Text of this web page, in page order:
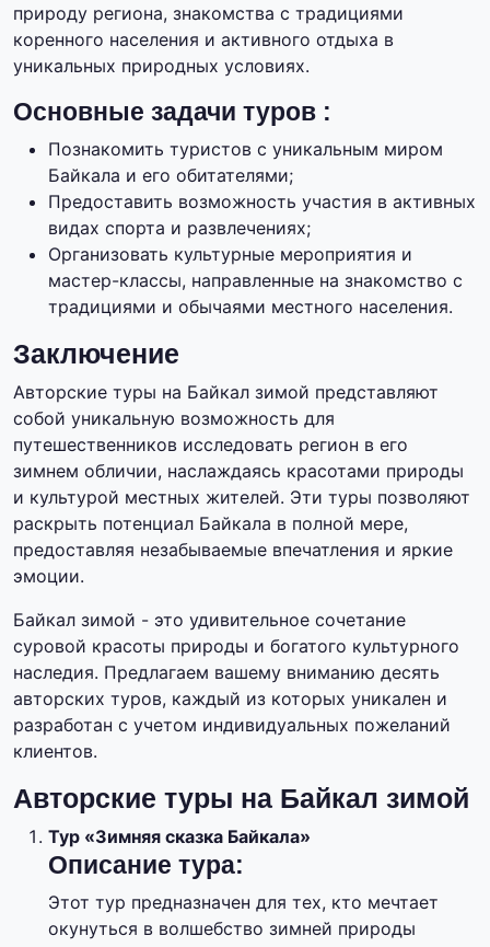
природу региона, знакомства с традициями
коренного населения и активного отдыха в
уникальных природных условиях.
Основные задачи туров :
Познакомить туристов с уникальным миром
Байкала и его обитателями;
Предоставить возможность участия в активных
видах спорта и развлечениях;
Организовать культурные мероприятия и
мастер-классы, направленные на знакомство с
традициями и обычаями местного населения.
Заключение
Авторские туры на Байкал зимой представляют
собой уникальную возможность для
путешественников исследовать регион в его
зимнем обличии, наслаждаясь красотами природы
и культурой местных жителей. Эти туры позволяют
раскрыть потенциал Байкала в полной мере,
предоставляя незабываемые впечатления и яркие
эмоции.
Байкал зимой - это удивительное сочетание
суровой красоты природы и богатого культурного
наследия. Предлагаем вашему вниманию десять
авторских туров, каждый из которых уникален и
разработан с учетом индивидуальных пожеланий
клиентов.
Авторские туры на Байкал зимой
Тур «Зимняя сказка Байкала»
Описание тура:
Этот тур предназначен для тех, кто мечтает
окунуться в волшебство зимней природы